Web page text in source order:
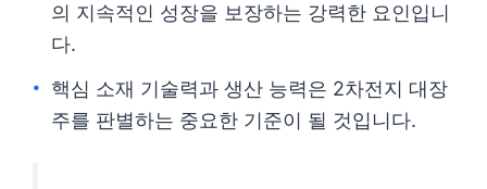
의 지속적인 성장을 보장하는 강력한 요인입니
다.
핵심 소재 기술력과 생산 능력은 2차전지 대장
주를 판별하는 중요한 기준이 될 것입니다.